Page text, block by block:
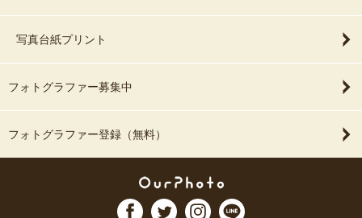
写真台紙プリント
フォトグラファー募集中
フォトグラファー登録（無料）